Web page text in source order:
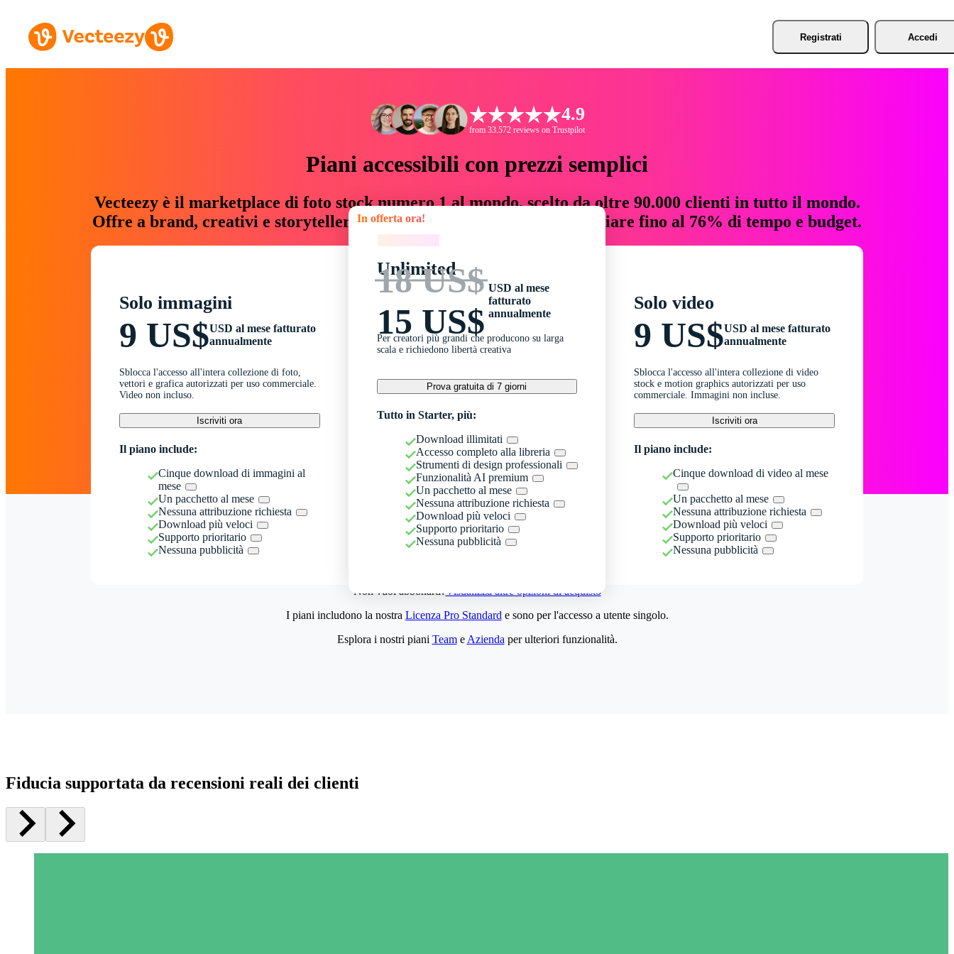
Registrati Accedi
4.9
from 33.572 reviews on Trustpilot
Piani accessibili con prezzi semplici
Vecteezy è il marketplace di foto stock numero 1 al mondo, scelto da oltre 90.000 clienti in tutto il mondo.
Offre a brand, creativi e storyteller risorse creative che fanno risparmiare fino al 76% di tempo e budget.
Solo immagini
9 US$USD al mese fatturato
annualmente
Sblocca l'accesso all'intera collezione di foto,
vettori e grafica autorizzati per uso commerciale.
Video non incluso.
Iscriviti ora
Il piano include:
Cinque download di immagini al
mese
Un pacchetto al mese
Nessuna attribuzione richiesta
Download più veloci
Supporto prioritario
Nessuna pubblicità
In offerta ora!
Unlimited
18 US$
15 US$
USD al mese
fatturato
annualmente
Per creatori più grandi che producono su larga
scala e richiedono libertà creativa
Prova gratuita di 7 giorni
Tutto in Starter, più:
Download illimitati
Accesso completo alla libreria
Strumenti di design professionali
Funzionalità AI premium
Un pacchetto al mese
Nessuna attribuzione richiesta
Download più veloci
Supporto prioritario
Nessuna pubblicità
Solo video
9 US$USD al mese fatturato
annualmente
Sblocca l'accesso all'intera collezione di video
stock e motion graphics autorizzati per uso
commerciale. Immagini non incluse.
Iscriviti ora
Il piano include:
Cinque download di video al mese
Un pacchetto al mese
Nessuna attribuzione richiesta
Download più veloci
Supporto prioritario
Nessuna pubblicità
Non vuoi abbonarti?Visualizza altre opzioni di acquisto
I piani includono la nostra Licenza Pro Standard e sono per l'accesso a utente singolo.
Esplora i nostri piani Teame Azienda per ulteriori funzionalità.
Fiducia supportata da recensioni reali dei clienti